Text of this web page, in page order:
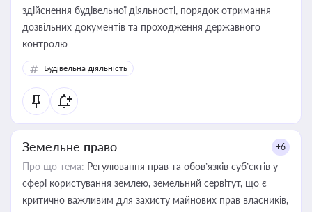
здійснення будівельної діяльності, порядок отримання
дозвільних документів та проходження державного
контролю
Будівельна діяльність
Земельне право +6
Про що тема: Регулювання прав та обов’язків суб’єктів у
сфері користування землею, земельний сервітут, що є
критично важливим для захисту майнових прав власників,